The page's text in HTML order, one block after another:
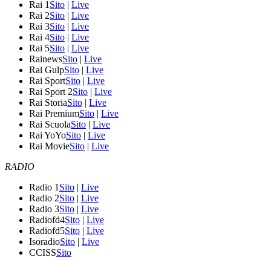
Rai 1 Sito | Live
Rai 2Sito | Live
Rai 3Sito | Live
Rai 4Sito | Live
Rai 5Sito | Live
RainewsSito | Live
Rai GulpSito | Live
Rai SportSito | Live
Rai Sport 2Sito | Live
Rai StoriaSito | Live
Rai PremiumSito | Live
Rai ScuolaSito | Live
Rai YoYoSito | Live
Rai MovieSito | Live
RADIO
Radio 1 Sito | Live
Radio 2Sito | Live
Radio 3Sito | Live
Radiofd4Sito | Live
Radiofd5Sito | Live
IsoradioSito | Live
CCISSSito